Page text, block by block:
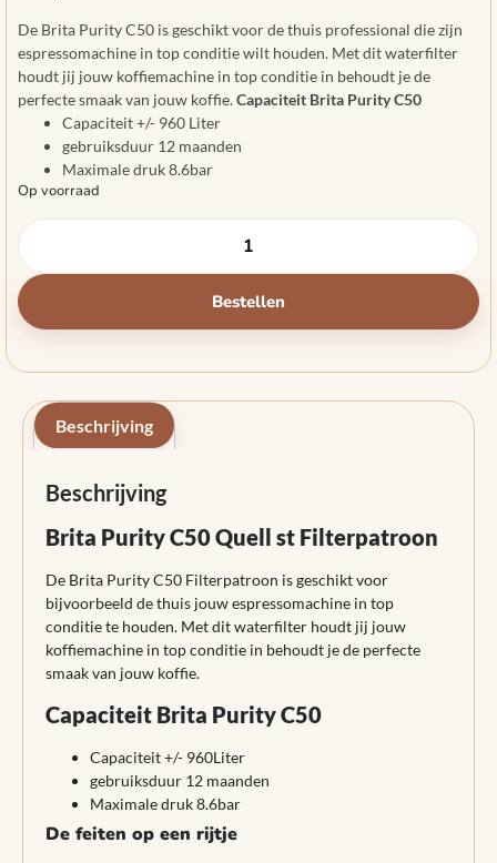
De Brita Purity C50 is geschikt voor de thuis professional die zijn
espressomachine in top conditie wilt houden. Met dit waterfilter
houdt jij jouw koffiemachine in top conditie in behoudt je de
perfecte smaak van jouw koffie.Capaciteit Brita Purity C50
Capaciteit +/- 960 Liter
gebruiksduur 12 maanden
Maximale druk 8.6bar
Op voorraad
Bestellen
Beschrijving
Beschrijving
Brita Purity C50 Quell st Filterpatroon
De Brita Purity C50 Filterpatroon is geschikt voor
bijvoorbeeld de thuis jouw espressomachine in top
conditie te houden. Met dit waterfilter houdt jij jouw
koffiemachine in top conditie in behoudt je de perfecte
smaak van jouw koffie.
Capaciteit Brita Purity C50
Capaciteit +/- 960Liter
gebruiksduur 12 maanden
Maximale druk 8.6bar
De feiten op een rijtje